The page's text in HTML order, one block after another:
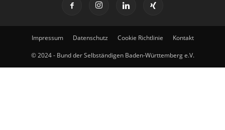
Impressum Datenschutz Cookie Richtlinie Kontakt
© 2024 - Bund der Selbständigen Baden-Württemberg e.V.